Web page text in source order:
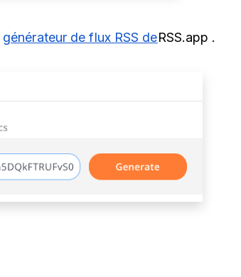
générateur de flux RSS deRSS.app .